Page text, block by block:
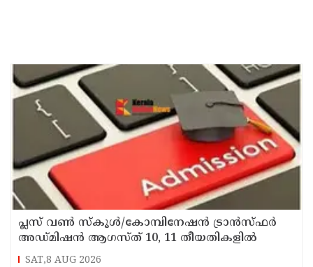
പ്ലസ് വൺ സ്‌കൂൾ/കോമ്പിനേഷൻ ട്രാൻസ്ഫർ
അഡ്മിഷൻ ആഗസ്ത് 10, 11 തീയതികളിൽ
SAT,8 AUG 2026